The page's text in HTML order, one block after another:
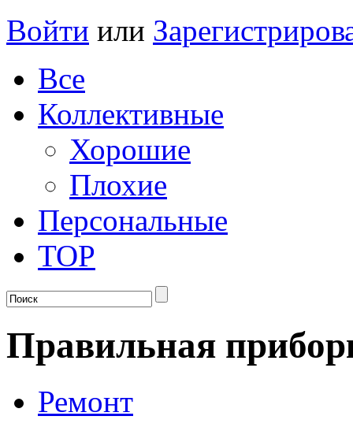
Войти или
Все
Коллективные
Хорошие
Плохие
Персональные
TOP
Правильная
Ремонт